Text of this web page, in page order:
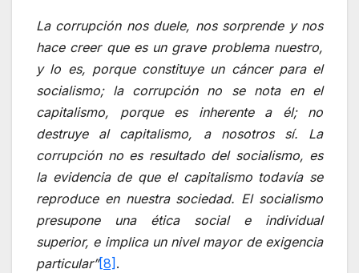
La corrupción nos duele, nos sorprende y nos
hace creer que es un grave problema nuestro,
y lo es, porque constituye un cáncer para el
socialismo; la corrupción no se nota en el
capitalismo, porque es inherente a él; no
destruye al capitalismo, a nosotros sí. La
corrupción no es resultado del socialismo, es
la evidencia de que el capitalismo todavía se
reproduce en nuestra sociedad. El socialismo
presupone una ética social e individual
superior, e implica un nivel mayor de exigencia
particular”[8] .